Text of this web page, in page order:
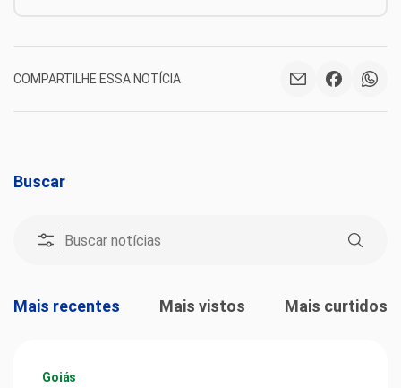
COMPARTILHE ESSA NOTÍCIA
Buscar
Mais recentes Mais vistos Mais curtidos
Goiás